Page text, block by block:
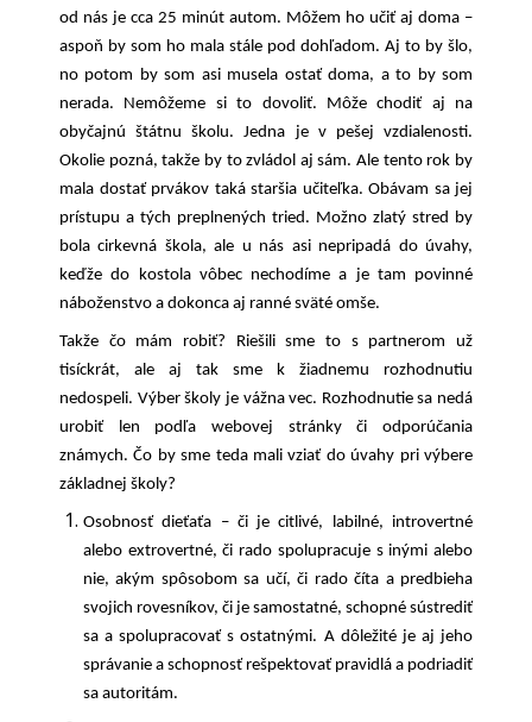
od nás je cca 25 minút autom. Môžem ho učiť aj doma –
aspoň by som ho mala stále pod dohľadom. Aj to by šlo,
no potom by som asi musela ostať doma, a to by som
nerada. Nemôžeme si to dovoliť. Môže chodiť aj na
obyčajnú štátnu školu. Jedna je v pešej vzdialenosti.
Okolie pozná, takže by to zvládol aj sám. Ale tento rok by
mala dostať prvákov taká staršia učiteľka. Obávam sa jej
prístupu a tých preplnených tried. Možno zlatý stred by
bola cirkevná škola, ale u nás asi nepripadá do úvahy,
keďže do kostola vôbec nechodíme a je tam povinné
náboženstvo a dokonca aj ranné sväté omše.
Takže čo mám robiť? Riešili sme to s partnerom už
tisíckrát, ale aj tak sme k žiadnemu rozhodnutiu
nedospeli. Výber školy je vážna vec. Rozhodnutie sa nedá
urobiť len podľa webovej stránky či odporúčania
známych. Čo by sme teda mali vziať do úvahy pri výbere
základnej školy?
Osobnosť dieťaťa – či je citlivé, labilné, introvertné
alebo extrovertné, či rado spolupracuje s inými alebo
nie, akým spôsobom sa učí, či rado číta a predbieha
svojich rovesníkov, či je samostatné, schopné sústrediť
sa a spolupracovať s ostatnými. A dôležité je aj jeho
správanie a schopnosť rešpektovať pravidlá a podriadiť
sa autoritám.